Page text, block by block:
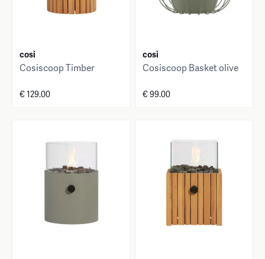
cosi
Cosiscoop Timber
€ 129.00
cosi
Cosiscoop Basket olive
€ 99.00